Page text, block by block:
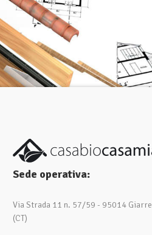
Sede operativa:
Via Strada 11 n. 57/59 - 95014 Giarre
(CT)